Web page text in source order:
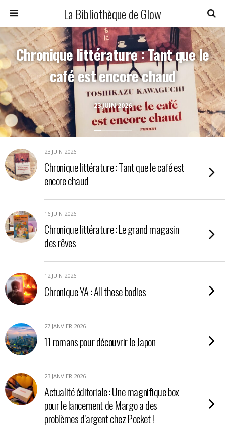
La Bibliothèque de Glow
23 JUIN 2026
Chronique littérature : Tant que le
café est encore chaud
23 JUIN 2026
Chronique littérature : Tant que le café est
encore chaud
16 JUIN 2026
Chronique littérature : Le grand magasin
des rêves
12 JUIN 2026
Chronique YA : All these bodies
27 JANVIER 2026
11 romans pour découvrir le Japon
23 JANVIER 2026
Actualité éditoriale : Une magnifique box
pour le lancement de Margo a des
problèmes d’argent chez Pocket !